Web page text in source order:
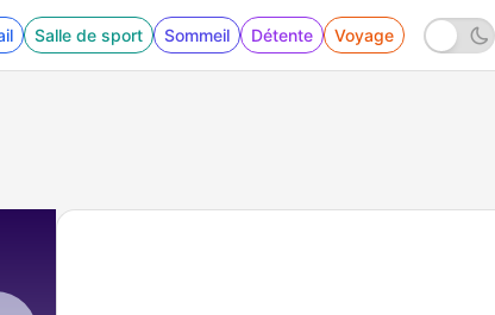
Salle de sport Sommeil Détente Voyage